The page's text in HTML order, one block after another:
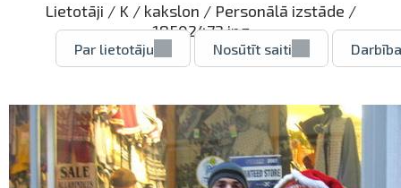
Lietotāji / K / kakslon / Personālā izstāde /
18502472.jpg
Par lietotāju Nosūtīt saiti